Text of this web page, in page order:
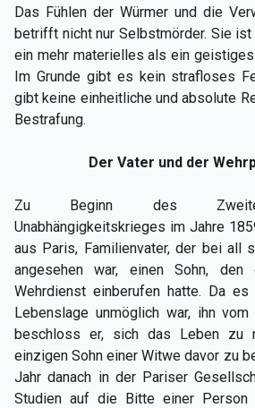
Das Fühlen der Würmer und die
betrifft nicht nur Selbstmörder. Sie
ein mehr materielles als ein
Im Grunde gibt es kein strafloses
gibt keine einheitliche und absolute
Bestrafung.
Der Vater und der
Zu Beginn des
Unabhängigkeitskrieges im Jahre
aus Paris, Familienvater, der bei all
angesehen war, einen Sohn,
Wehrdienst einberufen hatte. Da
Lebenslage unmöglich war, ihn
beschloss er, sich das Leben zu
einzigen Sohn einer Witwe davor zu
Jahr danach in der Pariser
Studien auf die Bitte einer Person